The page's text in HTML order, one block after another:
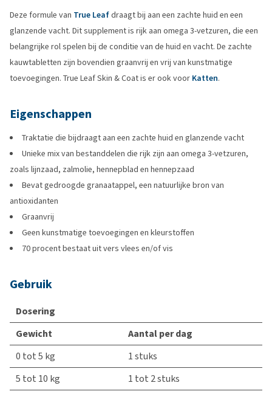
Deze formule van True Leafdraagt bij aan een zachte huid en een
glanzende vacht. Dit supplement is rijk aan omega 3-vetzuren, die een
belangrijke rol spelen bij de conditie van de huid en vacht. De zachte
kauwtabletten zijn bovendien graanvrij en vrij van kunstmatige
toevoegingen. True Leaf Skin & Coat is er ook voor Katten.
Eigenschappen
Traktatie die bijdraagt aan een zachte huid en glanzende vacht
Unieke mix van bestanddelen die rijk zijn aan omega 3-vetzuren,
zoals lijnzaad, zalmolie, hennepblad en hennepzaad
Bevat gedroogde granaatappel, een natuurlijke bron van
antioxidanten
Graanvrij
Geen kunstmatige toevoegingen en kleurstoffen
70 procent bestaat uit vers vlees en/of vis
Gebruik
Dosering
Gewicht
Aantal per dag
0 tot 5 kg
1 stuks
5 tot 10 kg
1 tot 2 stuks